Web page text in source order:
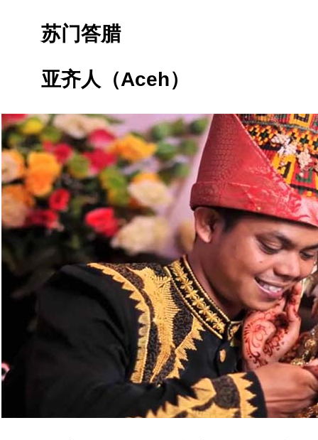
苏门答腊
亚齐人（Aceh）